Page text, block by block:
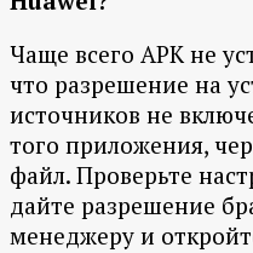
Чаще всего APK не
что разрешение на
источников не
того приложения,
файл. Проверьте
дайте разрешение
менеджеру и